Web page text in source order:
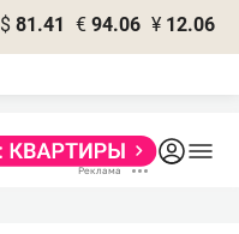
$ 81.41 € 94.06 ¥ 12.06